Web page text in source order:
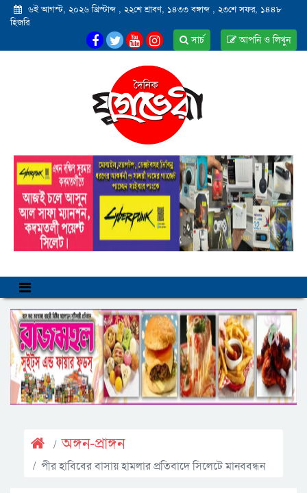
৬ই আগস্ট, ২০২৬ খ্রিস্টাব্দ , ২২শে শ্রাবণ, ১৪৩৩ বঙ্গাব্দ , ২৩শে সফর, ১৪৪৮
হিজরি
আপনি ও লিখুন
সার্চ
অঙ্গন-প্রাঙ্গন
পীর হাবিবের বাসায় হামলার প্রতিবাদে সিলেটে মানববন্ধন